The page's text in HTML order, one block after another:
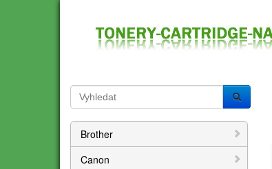
Brother
Canon